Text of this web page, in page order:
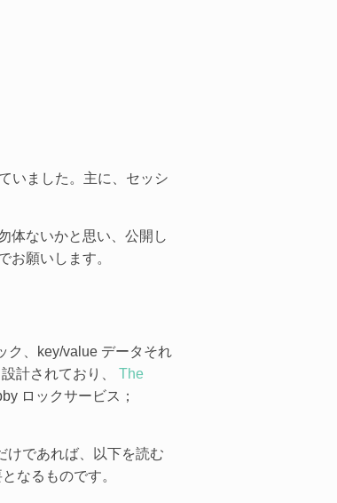
いました。主に、セッシ
体ないかと思い、公開し
お願いします。
ク、key/value データそれ
計されており、
The
ロックサービス；
けであれば、以下を読む
なるものです。